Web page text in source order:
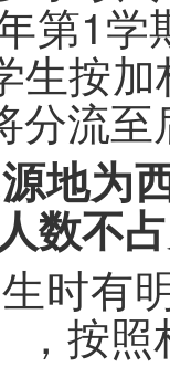
第1学
生按
分流
地为
数不
时有
，按